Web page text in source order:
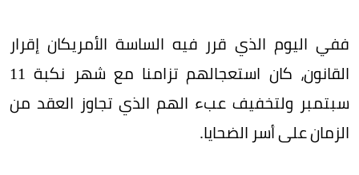
ففي اليوم الذي قرر فيه الساسة الأمريكان إقرار
القانون، كان استعجالهم تزامنا مع شهر نكبة 11
سبتمبر ولتخفيف عبء الهم الذي تجاوز العقد من
الزمان على أسر الضحايا.